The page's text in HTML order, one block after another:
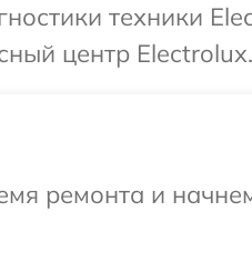
техники
центр Electrolux.
ремонта и